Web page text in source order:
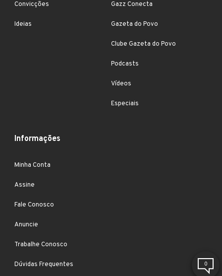
Convicções
Ideias
Gazz Conecta
Gazeta do Povo
Clube Gazeta do Povo
Podcasts
Vídeos
Especiais
Informações
Minha Conta
Assine
Fale Conosco
Anuncie
Trabalhe Conosco
Dúvidas Frequentes 0